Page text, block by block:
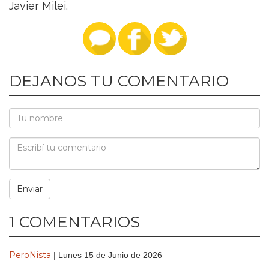
Javier Milei.
DEJANOS TU COMENTARIO
1 COMENTARIOS
PeroNista | Lunes 15 de Junio de 2026